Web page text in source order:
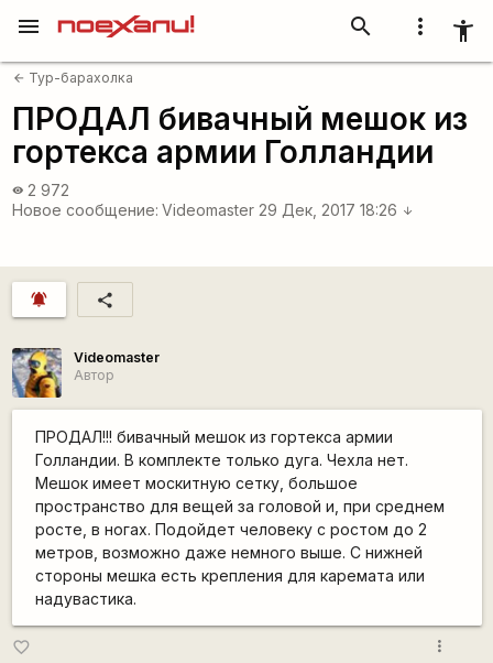
more_vert accessibility_new
search
menu
arrow_back Тур-барахолка
ПРОДАЛ бивачный мешок из
гортекса армии Голландии
visibility 2 972
Новое сообщение: Videomaster 29 Дек, 2017 18:26 arrow_downward
notifications_active share
Videomaster
Автор
ПРОДАЛ!!! бивачный мешок из гортекса армии
Голландии. В комплекте только дуга. Чехла нет.
Мешок имеет москитную сетку, большое
пространство для вещей за головой и, при среднем
росте, в ногах. Подойдет человеку с ростом до 2
метров, возможно даже немного выше. С нижней
стороны мешка есть крепления для каремата или
надувастика.
favorite_border more_vert